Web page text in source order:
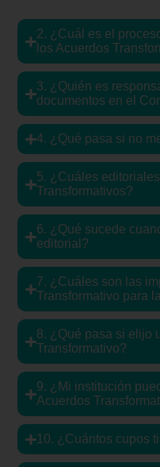
2. ¿Cuál es el
los Acuerdos
3. ¿Quién es
documentos en el
4. ¿Qué pasa si no
5. ¿Cuáles
Transformativos?
6. ¿Qué sucede
editorial?
7. ¿Cuáles son las
Transformativo para
8. ¿Qué pasa si elijo
Transformativo?
9. ¿Mi institución
Acuerdos
10. ¿Cuántos cupos